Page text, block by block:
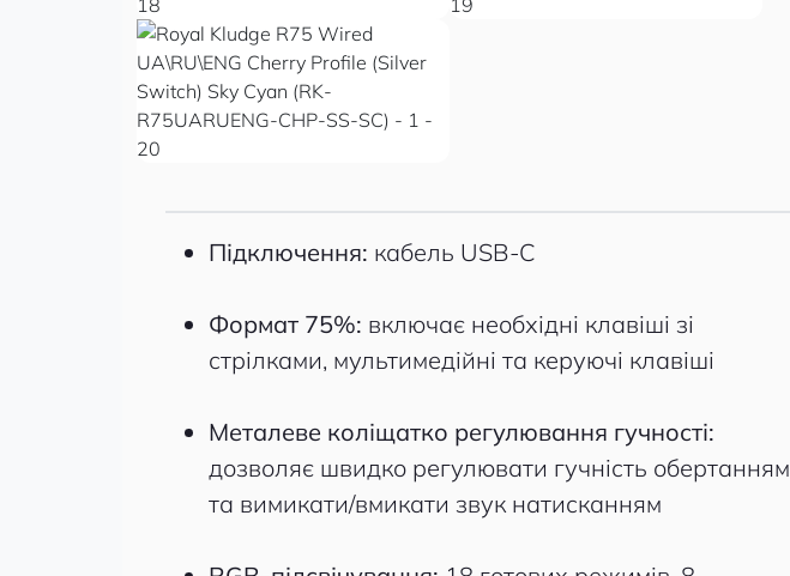
Підключення: кабель USB-C
Формат 75%: включає необхідні клавіші зі
стрілками, мультимедійні та керуючі клавіші
Металеве коліщатко регулювання гучності:
дозволяє швидко регулювати гучність обертанням
та вимикати/вмикати звук натисканням